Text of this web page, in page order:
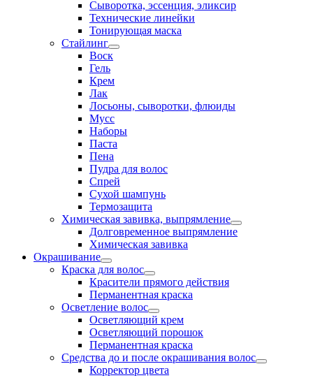
Сыворотка, эссенция, эликсир
Технические линейки
Тонирующая маска
Стайлинг
Воск
Гель
Крем
Лак
Лосьоны, сыворотки, флюиды
Мусс
Наборы
Паста
Пена
Пудра для волос
Спрей
Сухой шампунь
Термозащита
Химическая завивка, выпрямление
Долговременное выпрямление
Химическая завивка
Окрашивание
Краска для волос
Красители прямого действия
Перманентная краска
Осветление волос
Осветляющий крем
Осветляющий порошок
Перманентная краска
Средства до и после окрашивания волос
Корректор цвета